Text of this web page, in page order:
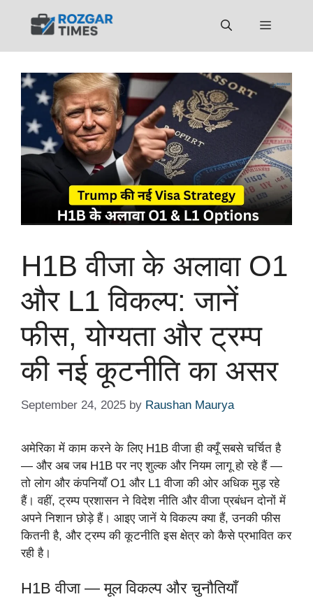
Menu
H1B वीजा के अलावा O1
और L1 विकल्प: जानें
फीस, योग्यता और ट्रम्प
की नई कूटनीति का असर
September 24, 2025 by Raushan Maurya
अमेरिका में काम करने के लिए H1B वीजा ही क्यूँ सबसे चर्चित है
— और अब जब H1B पर नए शुल्क और नियम लागू हो रहे हैं —
तो लोग और कंपनियाँ O1 और L1 वीजा की ओर अधिक मुड़ रहे
हैं। वहीं, ट्रम्प प्रशासन ने विदेश नीति और वीजा प्रबंधन दोनों में
अपने निशान छोड़े हैं। आइए जानें ये विकल्प क्या हैं, उनकी फीस
कितनी है, और ट्रम्प की कूटनीति इस क्षेत्र को कैसे प्रभावित कर
रही है।
H1B वीजा — मूल विकल्प और चुनौतियाँ